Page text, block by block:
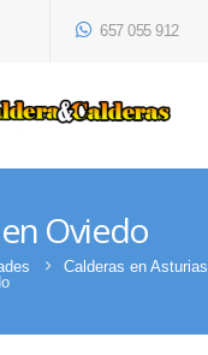
657 055 912
Oviedo
Calderas en Asturias